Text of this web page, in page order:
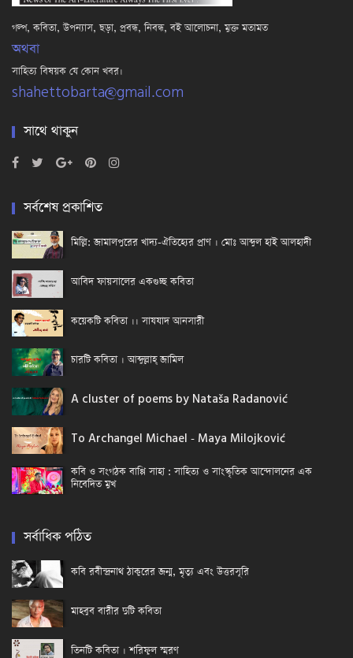
গল্প, কবিতা, উপন্যাস, ছড়া, প্রবন্ধ, নিবন্ধ, বই আলোচনা, মুক্ত মতামত
অথবা
সাহিত্য বিষয়ক যে কোন খবর।
shahettobarta@gmail.com
সাথে থাকুন
সর্বশেষ প্রকাশিত
মিল্লি: জামালপুরের খাদ্য-ঐতিহ্যের প্রাণ । মোঃ আব্দুল হাই আলহাদী
আবিদ ফায়সালের একগুচ্ছ কবিতা
কয়েকটি কবিতা ।। সাযযাদ আনসারী
চারটি কবিতা । আব্দুল্লাহ্ জামিল
A cluster of poems by Nataša Radanović
To Archangel Michael - Maya Milojković
কবি ও সংগঠক বাপ্পি সাহা : সাহিত্য ও সাংস্কৃতিক আন্দোলনের এক
নিবেদিত মুখ
সর্বাধিক পঠিত
কবি রবীন্দ্রনাথ ঠাকুরের জন্ম, মৃত্যু এবং উত্তরসূরি
মাহবুব বারীর দুটি কবিতা
তিনটি কবিতা । শরিফুল স্মরণ